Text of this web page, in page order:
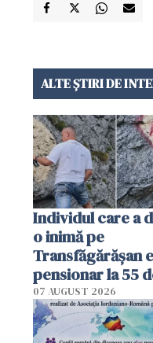
ALTE ȘTIRI DE
Individul care a
o inimă pe
Transfăgărășan
pensionar la 55
Poliția l-a
07 AUGUST 2026